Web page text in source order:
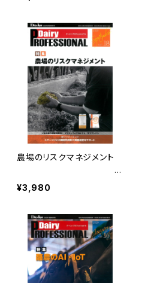
農場のリスクマネジメント
D
airy PROFESSIONAL Vol.
¥3,980